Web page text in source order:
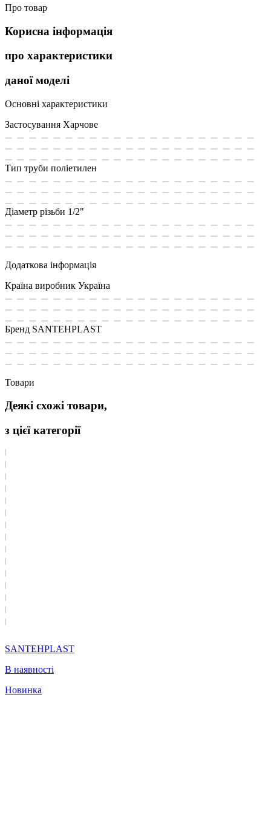
Про товар
Корисна інформація
про характеристики
даної моделі
Основні характеристики
Застосування Харчове
Тип труби поліетилен
Діаметр різьби 1/2"
Додаткова інформація
Країна виробник Україна
Бренд SANTEHPLAST
Товари
Деякі схожі товари,
з цієї категорії
SANTEHPLAST
В наявності
Новинка